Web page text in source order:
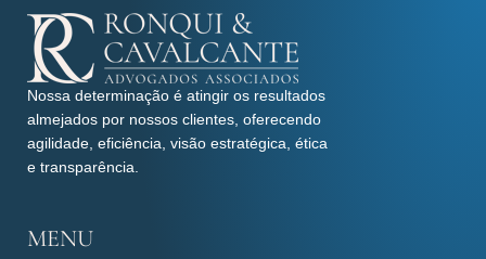
Nossa determinação é atingir os resultados
almejados por nossos clientes, oferecendo
agilidade, eficiência, visão estratégica, ética
e transparência.
MENU